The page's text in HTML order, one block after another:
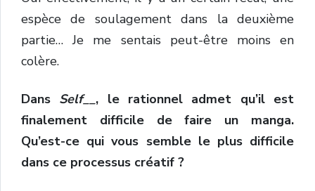
espèce de soulagement dans la deuxième
partie… Je me sentais peut-être moins en
colère.
Dans Self__, le rationnel admet qu’il est
finalement difficile de faire un manga.
Qu’est-ce qui vous semble le plus difficile
dans ce processus créatif ?